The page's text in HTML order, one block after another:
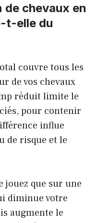
de chevaux en
t-elle du
couvre tous les
de vos chevaux
réduit limite le
pour contenir
influe
de risque et le
jouez que sur une
diminue votre
augmente le